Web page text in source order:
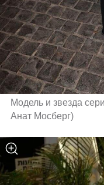
Модель и звезда
Анат Мосберг)